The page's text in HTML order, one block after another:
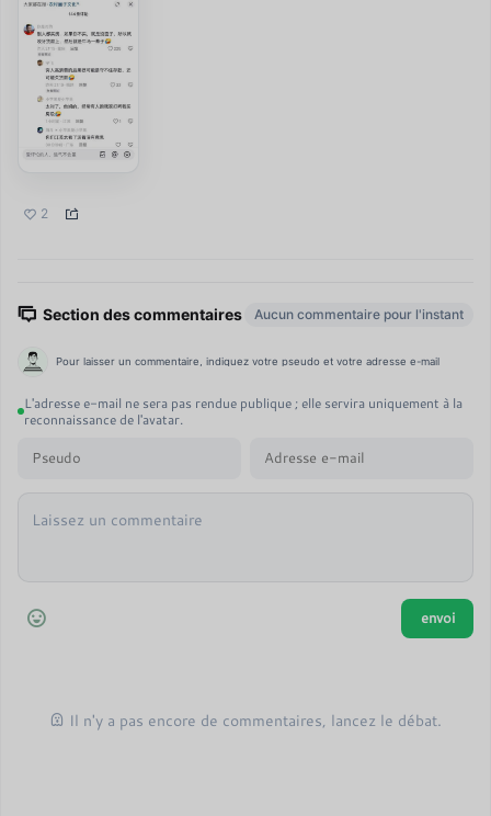
2
Section des commentaires Aucun commentaire pour l'instant
Pour laisser un commentaire, indiquez votre pseudo et votre adresse e-mail
L'adresse e-mail ne sera pas rendue publique ; elle servira uniquement à la
reconnaissance de l'avatar.
Il n'y a pas encore de commentaires, lancez le débat.